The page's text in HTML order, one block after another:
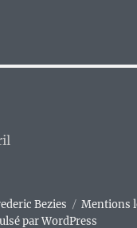
Bezies
Mentions
par WordPress